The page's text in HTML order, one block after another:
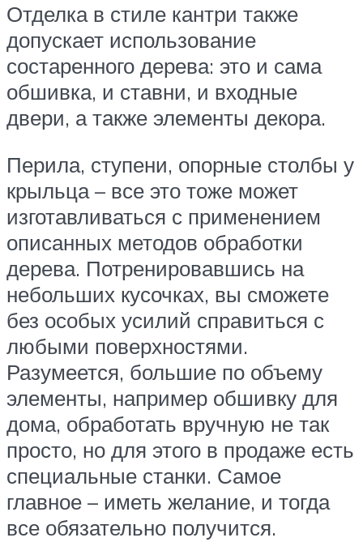
Отделка в стиле кантри также
допускает использование
состаренного дерева: это и сама
обшивка, и ставни, и входные
двери, а также элементы декора.
Перила, ступени, опорные столбы у
крыльца – все это тоже может
изготавливаться с применением
описанных методов обработки
дерева. Потренировавшись на
небольших кусочках, вы сможете
без особых усилий справиться с
любыми поверхностями.
Разумеется, большие по объему
элементы, например обшивку для
дома, обработать вручную не так
просто, но для этого в продаже есть
специальные станки. Самое
главное – иметь желание, и тогда
все обязательно получится.